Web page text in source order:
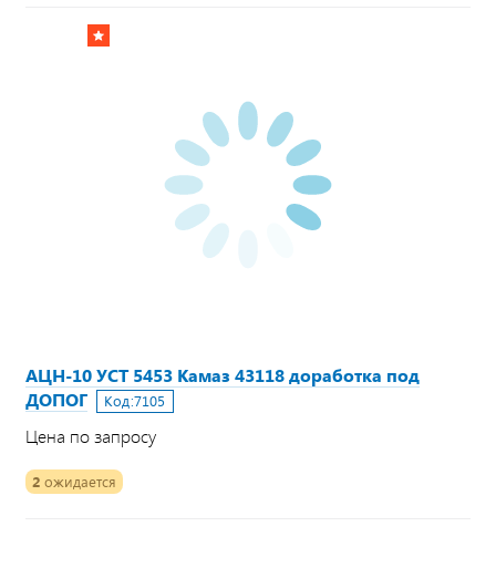
АЦН-10 УСТ 5453 Камаз 43118 доработка под
ДОПОГ
Код:7105
Цена по запросу
2 ожидается